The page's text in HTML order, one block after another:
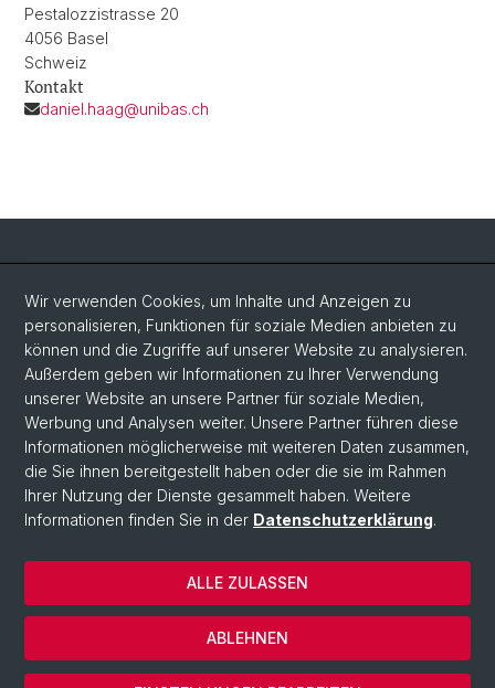
Pestalozzistrasse 20
4056 Basel
Schweiz
Kontakt
daniel.haag@unibas.ch
Social Media
LinkedIn
Bluesky
Vimeo
© Universität Basel
Datenschutzerklärung
Wir verwenden Cookies, um Inhalte und Anzeigen zu
personalisieren, Funktionen für soziale Medien anbieten zu
können und die Zugriffe auf unserer Website zu analysieren.
Außerdem geben wir Informationen zu Ihrer Verwendung
unserer Website an unsere Partner für soziale Medien,
Werbung und Analysen weiter. Unsere Partner führen diese
Informationen möglicherweise mit weiteren Daten zusammen,
die Sie ihnen bereitgestellt haben oder die sie im Rahmen
Ihrer Nutzung der Dienste gesammelt haben. Weitere
Informationen finden Sie in der Datenschutzerklärung.
ABLEHNEN
ALLE ZULASSEN